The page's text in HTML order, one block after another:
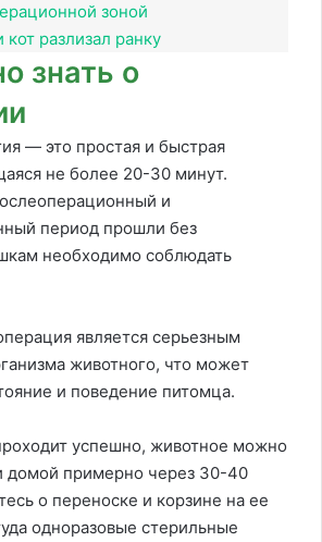
зоной
разлизал ранку
знать о
— это простая и быстрая
не более 20-30 минут.
и
период прошли без
необходимо соблюдать
является серьезным
животного, что может
и поведение питомца.
успешно, животное можно
домой примерно через 30-40
о переноске и корзине на ее
одноразовые стерильные